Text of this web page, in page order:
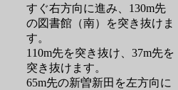
すぐ右方向に進み、130m先
の図書館（南）を突き抜けま
す。
110m先を突き抜け、37m先を
突き抜けます。
65m先の新曽新田を左方向に